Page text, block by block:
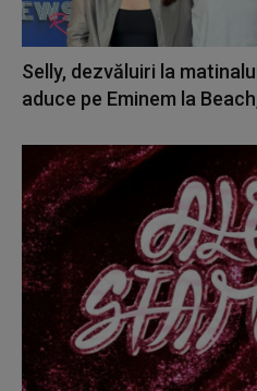
Selly, dezvăluiri la
aduce pe Eminem la